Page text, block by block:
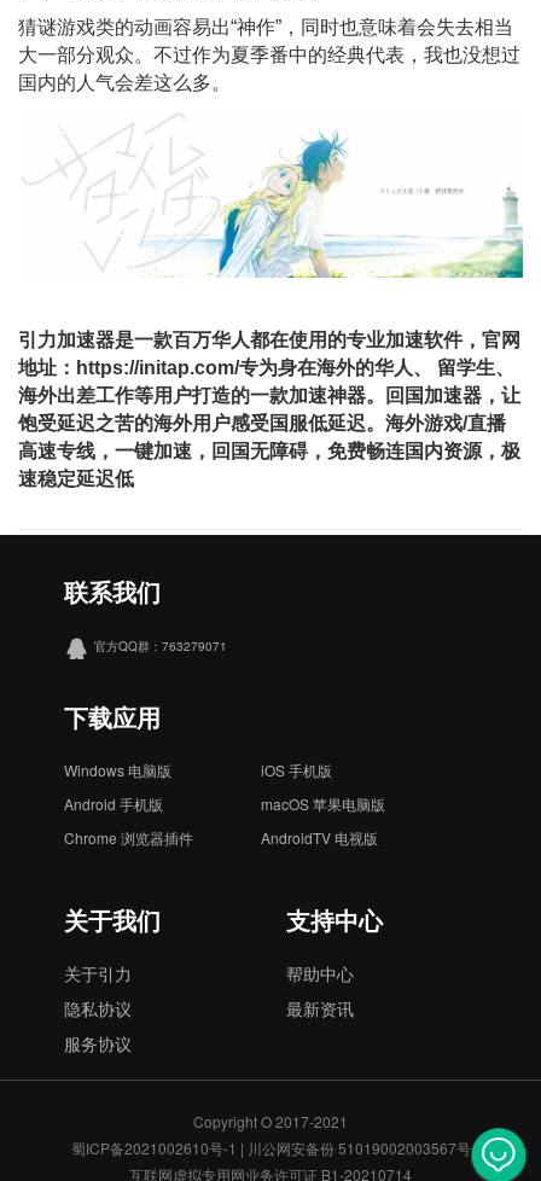
猜谜游戏类的动画容易出“神作”，同时也意味着会失去相当
大一部分观众。不过作为夏季番中的经典代表，我也没想过
国内的人气会差这么多。
引力加速器是⼀款百万华⼈都在使⽤的专业加速软件，官网
地址：https://initap.com/专为身在海外的华⼈、 留学⽣、
海外出差⼯作等⽤户打造的⼀款加速神器。回国加速器，让
饱受延迟之苦的海外用户感受国服低延迟。海外游戏/直播
⾼速专线，⼀键加速，回国⽆障碍，免费畅连国内资源，极
速稳定延迟低
联系我们
官方QQ群：763279071
下载应用
Windows 电脑版
iOS 手机版
Android 手机版
macOS 苹果电脑版
Chrome 浏览器插件
AndroidTV 电视版
关于我们
关于引力
隐私协议
服务协议
支持中心
帮助中心
最新资讯
Copyright O 2017-2021
蜀ICP备2021002610号-1 | 川公网安备份 51019002003567号
互联网虚拟专用网业务许可证 B1-20210714